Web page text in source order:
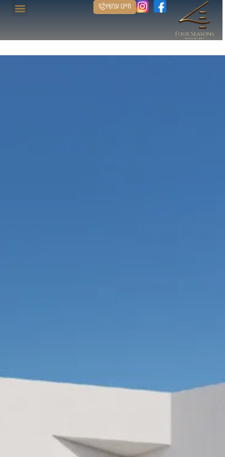
חייגו עכשיו